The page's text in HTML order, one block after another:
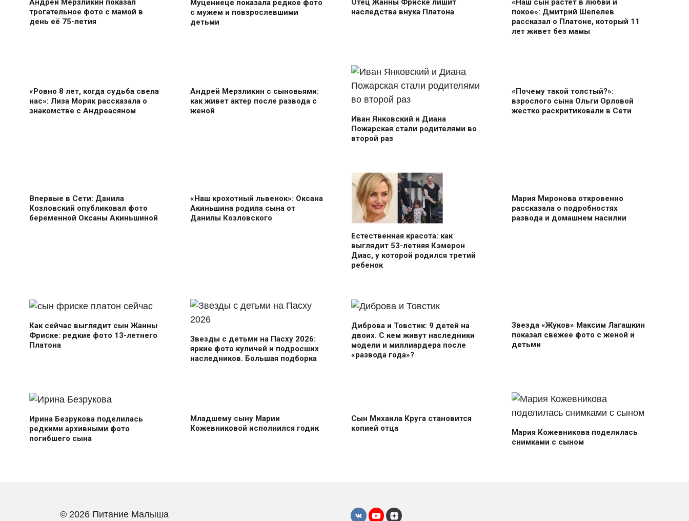
Андрей Мерзликин показал
трогательное фото с мамой в
день её 75-летия
Муцениеце показала редкое фото
с мужем и повзрослевшими
детьми
Отец Жанны Фриске лишит
наследства внука Платона
«Наш сын растет в любви и
покое»: Дмитрий Шепелев
рассказал о Платоне, который 11
лет живет без мамы
«Ровно 8 лет, когда судьба свела
нас»: Лиза Моряк рассказала о
знакомстве с Андреасяном
Андрей Мерзликин с сыновьями:
как живет актер после развода с
женой
Иван Янковский и Диана
Пожарская стали родителями во
второй раз
«Почему такой толстый?»:
взрослого сына Ольги Орловой
жестко раскритиковали в Сети
Впервые в Сети: Данила
Козловский опубликовал фото
беременной Оксаны Акиньшиной
«Наш крохотный львенок»: Оксана
Акиньшина родила сына от
Данилы Козловского
Естественная красота: как
выглядит 53-летняя Кэмерон
Диас, у которой родился третий
ребенок
Мария Миронова откровенно
рассказала о подробностях
развода и домашнем насилии
Как сейчас выглядит сын Жанны
Фриске: редкие фото 13-летнего
Платона
Звезды с детьми на Пасху 2026:
яркие фото куличей и подросших
наследников. Большая подборка
Диброва и Товстик: 9 детей на
двоих. С кем живут наследники
модели и миллиардера после
«развода года»?
Звезда «Жуков» Максим Лагашкин
показал свежее фото с женой и
детьми
Ирина Безрукова поделилась
редкими архивными фото
погибшего сына
Младшему сыну Марии
Кожевниковой исполнился годик
Сын Михаила Круга становится
копией отца
Мария Кожевникова поделилась
снимками с сыном
© 2026 Питание Малыша